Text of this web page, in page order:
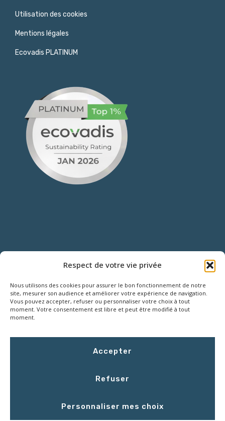
Respect de votre vie privée
Nous utilisons des cookies pour assurer le bon fonctionnement de notre
site, mesurer son audience et améliorer votre expérience de navigation.
Vous pouvez accepter, refuser ou personnaliser votre choix à tout
moment. Votre consentement est libre et peut être modifié à tout
moment.
Accepter
Refuser
Personnaliser mes choix
Utilisation des cookies
Mentions légales
Ecovadis PLATINUM
18 Rue Roger SALENGRO,
Z.I. des Grouëts, 41100 SAINT-OUEN
Le vendredi : 8h00 - 16h30